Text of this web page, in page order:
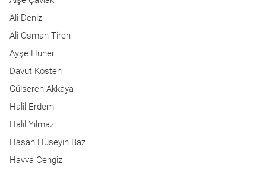
Ali Deniz
Ali Osman Tiren
Ayşe Hüner
Davut Kösten
Gülseren Akkaya
Halil Erdem
Halil Yılmaz
Hasan Hüseyin Baz
Havva Cengiz